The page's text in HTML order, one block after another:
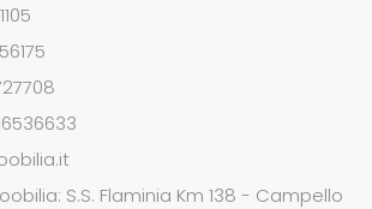
S.S. Flaminia Km 138 - Campello